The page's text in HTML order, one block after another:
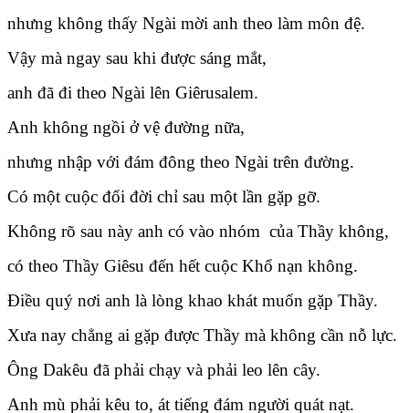
nhưng không thấy Ngài mời anh theo làm môn đệ.
Vậy mà ngay sau khi được sáng mắt,
anh đã đi theo Ngài lên Giêrusalem.
Anh không ngồi ở vệ đường nữa,
nhưng nhập với đám đông theo Ngài trên đường.
Có một cuộc đổi đời chỉ sau một lần gặp gỡ.
Không rõ sau này anh có vào nhóm của Thầy không,
có theo Thầy Giêsu đến hết cuộc Khổ nạn không.
Điều quý nơi anh là lòng khao khát muốn gặp Thầy.
Xưa nay chẳng ai gặp được Thầy mà không cần nỗ lực.
Ông Dakêu đã phải chạy và phải leo lên cây.
Anh mù phải kêu to, át tiếng đám người quát nạt.